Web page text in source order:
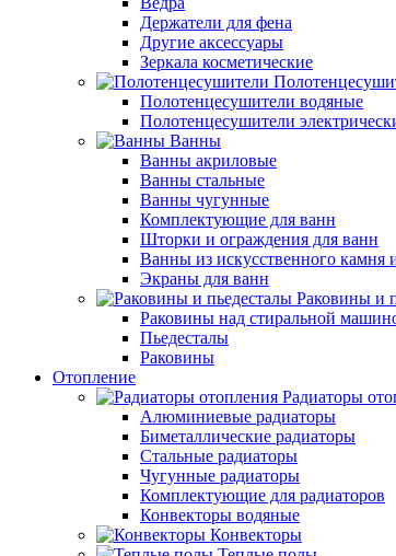
Держатели для фена
Другие аксессуары
Зеркала косметические
Полотенцесушители водяные
Полотенцесушители
Ванны
Ванны акриловые
Ванны стальные
Ванны чугунные
Комплектующие для ванн
Шторки и ограждения для ванн
Ванны из искусственного камня
Экраны для ванн
Раковины и
Раковины над стиральной
Пьедесталы
Раковины
Отопление
Радиаторы
Алюминиевые радиаторы
Биметаллические радиаторы
Стальные радиаторы
Чугунные радиаторы
Комплектующие для радиаторов
Конвекторы водяные
Конвекторы